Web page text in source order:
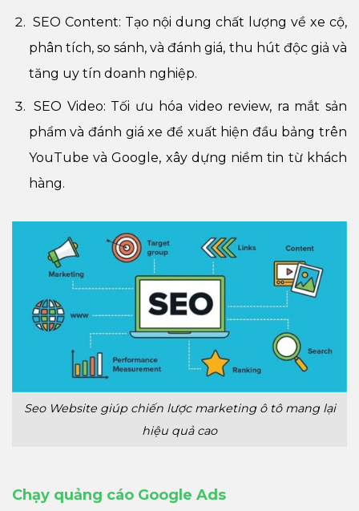
SEO Content: Tạo nội dung chất lượng về xe cộ,
phân tích, so sánh, và đánh giá, thu hút độc giả và
tăng uy tín doanh nghiệp.
SEO Video: Tối ưu hóa video review, ra mắt sản
phẩm và đánh giá xe để xuất hiện đầu bảng trên
YouTube và Google, xây dựng niềm tin từ khách
hàng.
Seo Website giúp chiến lược marketing ô tô mang lại
hiệu quả cao
Chạy quảng cáo Google Ads